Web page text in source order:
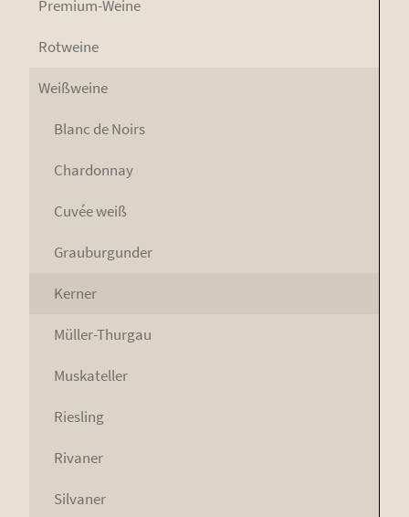
Pre­mi­um-Wei­ne
Rot­wei­ne
Weiß­wei­ne
Blanc de Noirs
Char­don­nay
Cuvée weiß
Grau­bur­gun­der
Ker­ner
Mül­ler-Thur­gau
Mus­ka­tel­ler
Ries­ling
Riva­ner
Sil­va­ner